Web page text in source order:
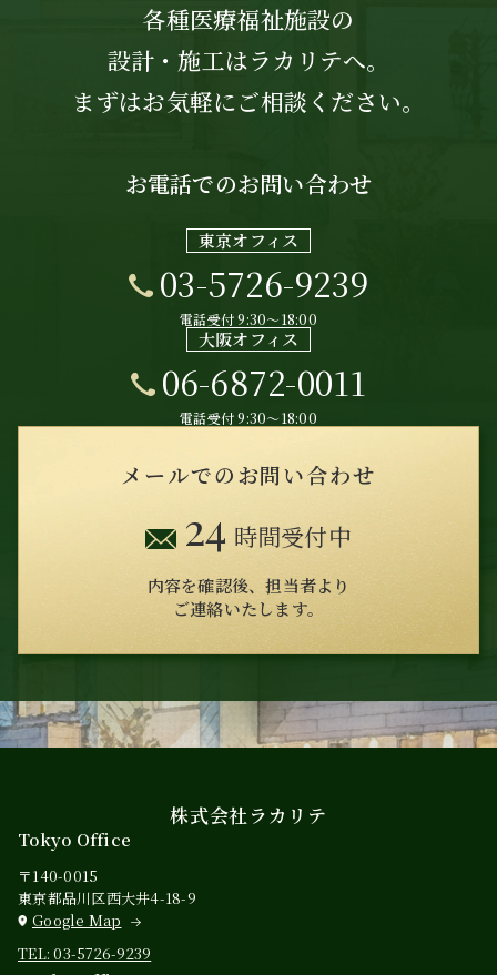
各種医療福祉施設の
設計・施工はラカリテへ。
まずはお気軽にご相談ください。
お電話でのお問い合わせ
東京オフィス
03-5726-9239
電話受付 9:30〜18:00
大阪オフィス
06-6872-0011
電話受付 9:30〜18:00
メールでのお問い合わせ
24 時間受付中
内容を確認後、担当者より
ご連絡いたします。
株式会社ラカリテ
Tokyo Office
〒140-0015
東京都品川区西大井4-18-9
Google Map
TEL: 03-5726-9239